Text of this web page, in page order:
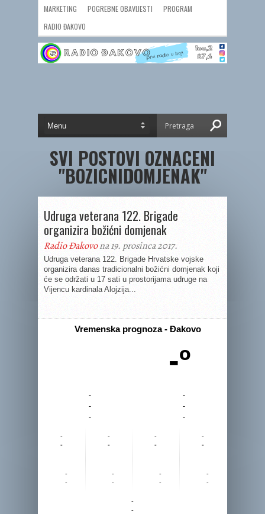
MARKETING POGREBNE OBAVIJESTI
PROGRAM
RADIO ĐAKOVO
SVI POSTOVI OZNACENI
"BOZICNIDOMJENAK"
Udruga veterana 122. Brigade
organizira božićni domjenak
Radio Đakovona 19. prosinca 2017.
Udruga veterana 122. Brigade Hrvatske vojske
organizira danas tradicionalni božićni domjenak koji
će se održati u 17 sati u prostorijama udruge na
Vijencu kardinala Alojzija...
Vremenska prognoza - Đakovo
-º
-
-
-
-
-
-
-
-
-
-
-
-
-
-
-
-
-
-
-
-
-
-
-
-